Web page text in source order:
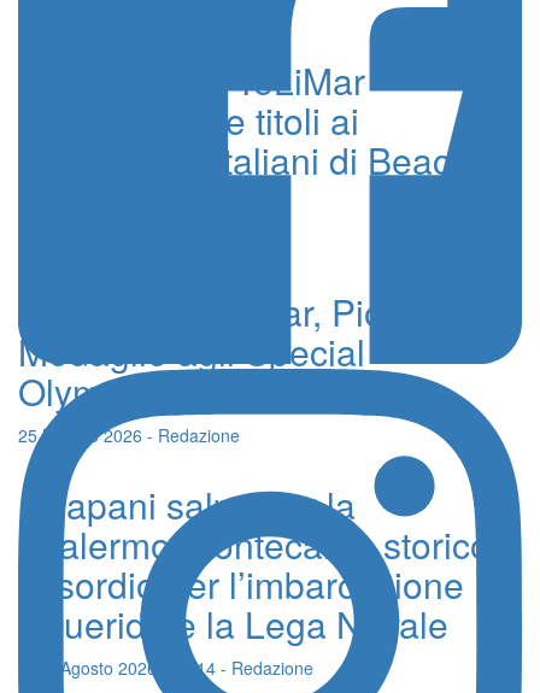
La Canottieri TeLiMar
conquista due titoli ai
Campionati Italiani di Beach
Canottieri TeLiMar, Pioggia di
Medaglie agli Special
Olympics
25 Maggio 2026 - Redazione
Trapani salpa per la
Palermo-Montecarlo, storico
esordio per l’imbarcazione
Querida e la Lega Navale
06 Agosto 2026 - 11:14 - Redazione